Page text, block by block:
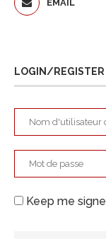
EMAIL
LOGIN/REGISTER
Keep me